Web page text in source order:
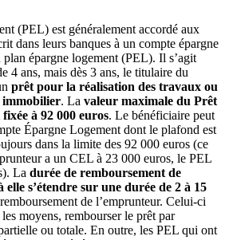
(PEL) est généralement accordé aux
dans leurs banques à un compte épargne
épargne logement (PEL). Il s’agit
4 ans, mais dès 3 ans, le titulaire du
prêt pour la réalisation des travaux ou
immobilier. La valeur maximale du Prêt
à 92 000 euros. Le bénéficiaire peut
Épargne Logement dont le plafond est
dans la limite des 92 000 euros (ce
a un CEL à 23 000 euros, le PEL
La durée de remboursement de
s’étendre sur une durée de 2 à 15
de l’emprunteur. Celui-ci
moyens, rembourser le prêt par
ou totale. En outre, les PEL qui ont